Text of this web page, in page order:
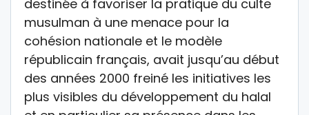
destinée à favoriser la pratique du culte
musulman à une menace pour la
cohésion nationale et le modèle
républicain français, avait jusqu’au début
des années 2000 freiné les initiatives les
plus visibles du développement du halal